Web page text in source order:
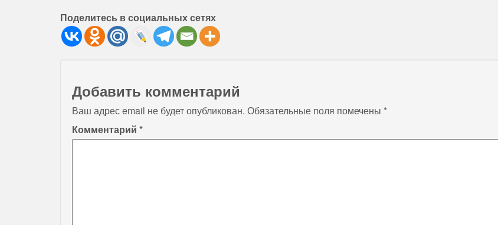
Поделитесь в социальных сетях
Добавить комментарий
Ваш адрес email не будет опубликован. Обязательные поля помечены *
Комментарий *